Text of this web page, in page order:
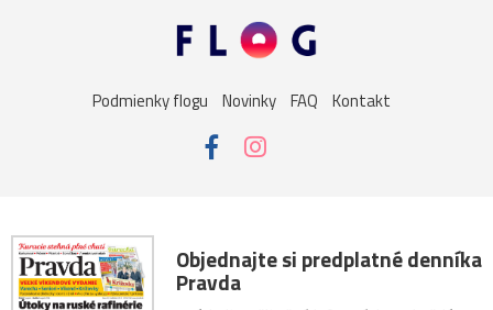
Podmienky flogu Novinky FAQ Kontakt
Objednajte si predplatné denníka
Pravda